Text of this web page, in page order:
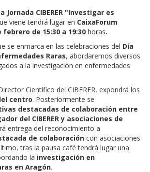
Jornada CIBERER "Investigar es
viene tendrá lugar en CaixaForum
febrero de 15:30 a 19:30 horas.
se enmarca en las celebraciones del Día
Raras, abordaremos diversos
a la investigación en enfermedades
Científico del CIBERER, expondrá los
centro. Posteriormente se
destacadas de colaboración entre
del CIBERER y asociaciones de
entrega del reconocimiento a
de colaboración con asociaciones
tras la pausa café tendrá lugar una
la investigación en
en Aragón.